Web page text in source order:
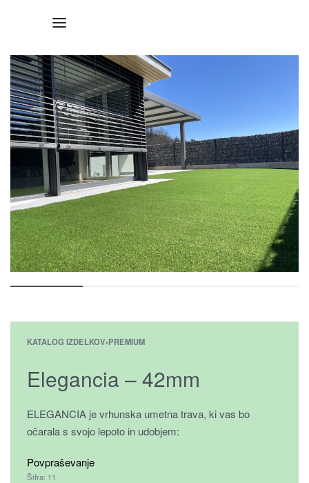
KATALOG IZDELKOV›PREMIUM
Elegancia – 42mm
ELEGANCIA je vrhunska umetna trava, ki vas bo
očarala s svojo lepoto in udobjem:
Povpraševanje
11